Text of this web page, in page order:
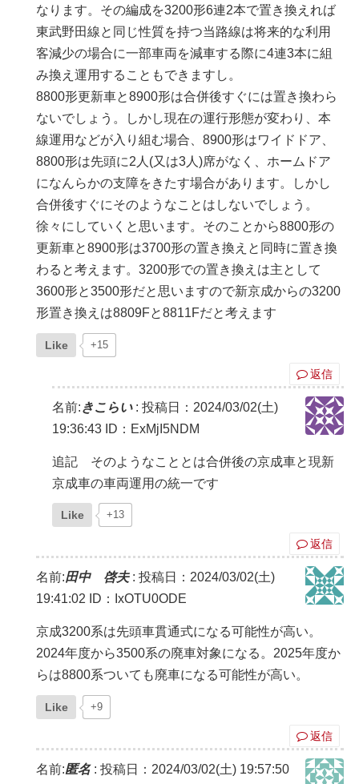
なります。その編成を3200形6連2本で置き換えれば
東武野田線と同じ性質を持つ当路線は将来的な利用
客減少の場合に一部車両を減車する際に4連3本に組
み換え運用することもできますし。
8800形更新車と8900形は合併後すぐには置き換わら
ないでしょう。しかし現在の運行形態が変わり、本
線運用などが入り組む場合、8900形はワイドドア、
8800形は先頭に2人(又は3人)席がなく、ホームドア
になんらかの支障をきたす場合があります。しかし
合併後すぐにそのようなことはしないでしょう。
徐々にしていくと思います。そのことから8800形の
更新車と8900形は3700形の置き換えと同時に置き換
わると考えます。3200形での置き換えは主として
3600形と3500形だと思いますので新京成からの3200
形置き換えは8809Fと8811Fだと考えます
Like +15
返信
名前:きこらい: 投稿日：2024/03/02(土)
19:36:43 ID：ExMjI5NDM
追記 そのようなこととは合併後の京成車と現新
京成車の車両運用の統一です
Like +13
返信
名前:田中 啓夫: 投稿日：2024/03/02(土)
19:41:02
ID：IxOTU0ODE
京成3200系は先頭車貫通式になる可能性が高い。
2024年度から3500系の廃車対象になる。2025年度か
らは8800系ついても廃車になる可能性が高い。
Like +9
返信
名前:匿名: 投稿日：2024/03/02(土) 19:57:50